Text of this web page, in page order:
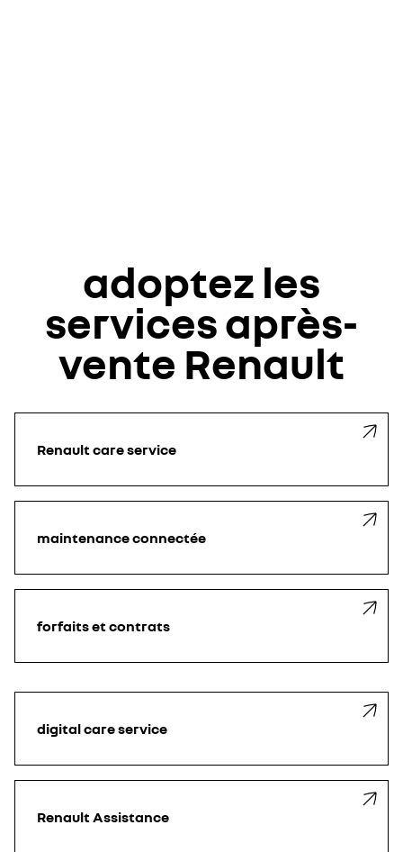
adoptez les
services après-
vente Renault
Renault care service
maintenance connectée ​
forfaits et contrats
digital care service
Renault Assistance